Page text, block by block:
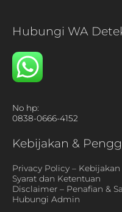
Hubungi WA
No hp:
0838-0666-4152
Kebijakan &
Privacy Policy – Kebijakan
Syarat dan Ketentuan
Disclaimer – Penafian &
Hubungi Admin